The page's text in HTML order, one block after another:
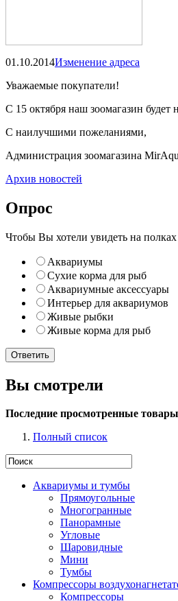
01.10.2014Изменение адреса
Уважаемые покупатели!
С 15 октября наш зоомагазин будет
С наилучшими пожеланиями,
Администрация зоомагазина
Архив новостей
Опрос
Чтобы Вы хотели увидеть на
Аквариумы
Сухие корма для рыб
Аквариумные аксессуары
Интерьер для аквариумов
Живые рыбки
Живые корма для рыб
Вы смотрели
Последние просмотренные
Полный список
Аквариумы и тумбы
Прямоугольные
Многогранные
Панорамные
Угловые
Шаровидные
Мини
Тумбы
Компрессоры
Компрессоры